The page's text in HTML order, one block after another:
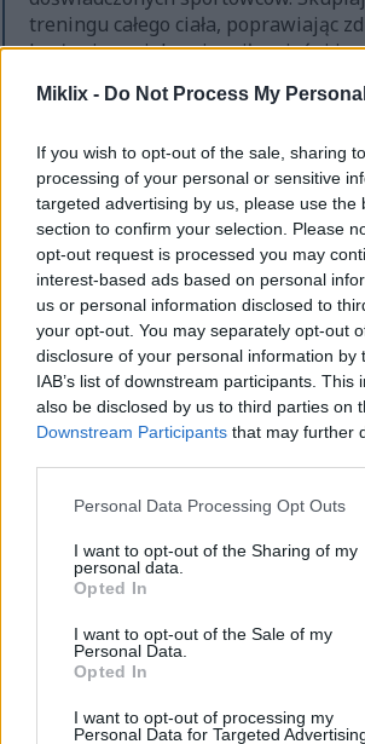
Miklix - Do Not Process My
If you wish to opt-out of the sale, sharing
processing of your personal or sensitive
targeted advertising by us, please use the
section to confirm your selection. Please
opt-out request is processed you may
interest-based ads based on personal
us or personal information disclosed to
your opt-out. You may separately opt-out
disclosure of your personal information by
IAB’s list of downstream participants. This
also be disclosed by us to third parties on
Downstream Participants that may further
Please note that this website/app uses
not limited to your visit or usage behaviour.
grant or deny consent to Google and its
use your data for below specified
consent section.
Personal Data Processing Opt Outs
I want to opt-out of the Sharing of my
personal data.
Opted In
I want to opt-out of the Sale of my
Personal Data.
Opted In
I want to opt-out of processing my
Personal Data for Targeted
treningu całego ciała, poprawiając
krążenia, zwiększając siłę mięśni i
utratę tłuszczu. Korzystanie z
to zabawny i skuteczny sposób na
wyróżnia się zdolnością do
potrzeb związanych ze sprawnością
czyni ją cennym dodatkiem do
ćwiczeń. Czytaj więcej...
Jak CrossFit zmienia Twoje
korzyści potwierdzone
Opublikowano: 10 kwietnia 2025
CrossFit stał się podstawą w
przyciągając entuzjastów na
Wprowadzony pod koniec lat 90.
olimpijskie podnoszenie ciężarów i
dynamiczne treningi. Te sesje są
organizowane w środowisku
psychiczne. Ponieważ coraz więcej
skutecznych programów fitness,
artykuł zagłębia się w korzyści
pokazując, jak może zmienić twoje
Wędrówki piesze dla zdrowia: